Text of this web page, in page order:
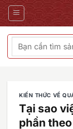
Bỏ
qua
Tìm
kiếm:
KIẾN THỨC VỀ
Tại sao
phần